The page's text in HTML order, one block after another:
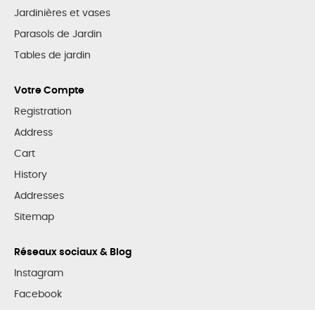
Jardinières et vases
Parasols de Jardin
Tables de jardin
Votre Compte
Registration
Address
Cart
History
Addresses
Sitemap
Réseaux sociaux & Blog
Instagram
Facebook